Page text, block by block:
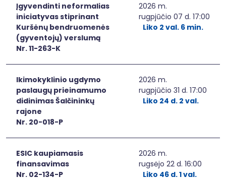
Įgyvendinti neformalias
iniciatyvas stiprinant
Kuršėnų bendruomenės
(gyventojų) verslumą
Nr. 11-263-K
2026 m.
rugpjūčio 07 d. 17:00
Liko 2 val. 6 min.
Ikimokyklinio ugdymo
paslaugų prieinamumo
didinimas Šalčininkų
rajone
Nr. 20-018-P
2026 m.
rugpjūčio 31 d. 17:00
Liko 24 d. 2 val.
ESIC kaupiamasis
finansavimas
Nr. 02-134-P
2026 m.
rugsėjo 22 d. 16:00
Liko 46 d. 1 val.